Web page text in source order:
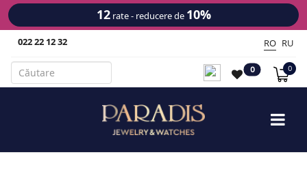
12rate - reducere de 10%
022 22 12 32 RO RU
0 0